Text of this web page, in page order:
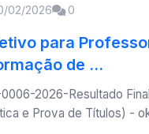
02/2026 0
para
de ...
2026-Resultado
e Prova de Títulos) -